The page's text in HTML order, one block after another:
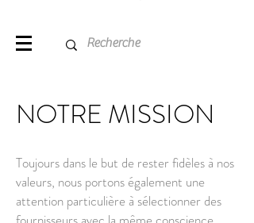
NOTRE MISSION
Toujours dans le but de rester fidèles à nos
valeurs, nous portons également une
attention particulière à sélectionner des